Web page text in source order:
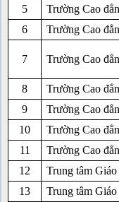
5
Trường Cao
6
Trường Cao
7 Trường Cao
8
Trường Cao
9
Trường Cao
10
Trường Cao
11
Trường Cao
12
Trung tâm
13
Trung tâm